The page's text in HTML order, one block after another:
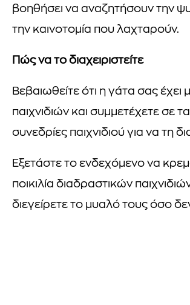
βοηθήσει να αναζητήσουν την
την καινοτομία που λαχταρούν.
Πώς να το διαχειριστείτε
Βεβαιωθείτε ότι η γάτα σας έχει
παιχνιδιών και συμμετέχετε σε
συνεδρίες παιχνιδιού για να τη
Εξετάστε το ενδεχόμενο να
ποικιλία διαδραστικών
διεγείρετε το μυαλό τους όσο